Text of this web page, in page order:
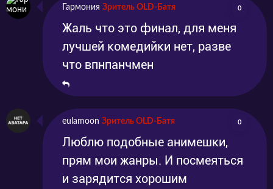
Гармония Зритель OLD-Батя 0
Жаль что это финал, для меня
лучшей комедийки нет, разве
что впнпанчмен
eulamoon Зритель OLD-Батя 0
Люблю подобные анимешки,
прям мои жанры. И посмеяться
и зарядится хорошим